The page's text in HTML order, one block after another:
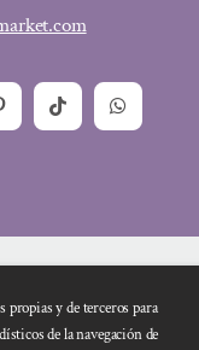
propias y de terceros para
de la navegación de